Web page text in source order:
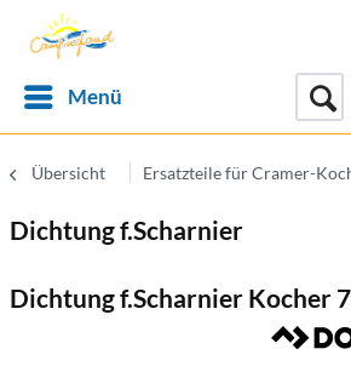
Menü
Übersicht Ersatzteile für Cramer-
Dichtung f.Scharnier
Dichtung f.Scharnier Kocher